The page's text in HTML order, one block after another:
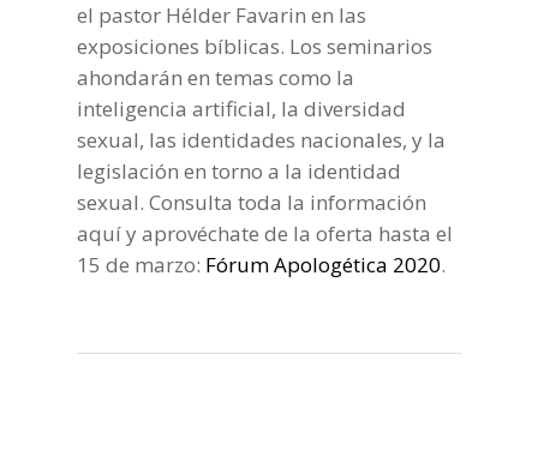
el pastor Hélder Favarin en las
exposiciones bíblicas. Los seminarios
ahondarán en temas como la
inteligencia artificial, la diversidad
sexual, las identidades nacionales, y la
legislación en torno a la identidad
sexual. Consulta toda la información
aquí y aprovéchate de la oferta hasta el
15 de marzo: Fórum Apologética 2020.